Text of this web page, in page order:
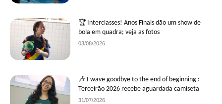
🏆 Interclasses! Anos Finais dão um show de
bola em quadra; veja as fotos
03/08/2026
🎶 I wave goodbye to the end of beginning :
Terceirão 2026 recebe aguardada camiseta
31/07/2026